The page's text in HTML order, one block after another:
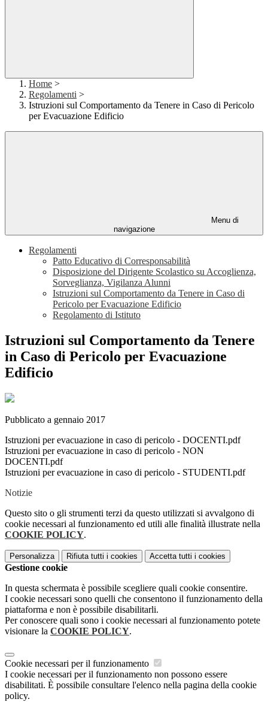
Home >
Regolamenti >
Istruzioni sul Comportamento da Tenere in Caso di Pericolo
per Evacuazione Edificio
Menu di
navigazione
Regolamenti
Patto Educativo di Corresponsabilità
Disposizione del Dirigente Scolastico su Accoglienza,
Sorveglianza, Vigilanza Alunni
Istruzioni sul Comportamento da Tenere in Caso di
Pericolo per Evacuazione Edificio
Regolamento di Istituto
Istruzioni sul Comportamento da Tenere
in Caso di Pericolo per Evacuazione
Edificio
Pubblicato a gennaio 2017
Istruzioni per evacuazione in caso di pericolo - DOCENTI.pdf
Istruzioni per evacuazione in caso di pericolo - NON
DOCENTI.pdf
Istruzioni per evacuazione in caso di pericolo - STUDENTI.pdf
Notizie
Questo sito o gli strumenti terzi da questo utilizzati si avvalgono di
cookie necessari al funzionamento ed utili alle finalità illustrate nella
COOKIE POLICY.
Personalizza Rifiuta tutti i cookies Accetta tutti i cookies
Gestione cookie
In questa schermata è possibile scegliere quali cookie consentire.
I cookie necessari sono quelli che consentono il funzionamento della
piattaforma e non è possibile disabilitarli.
Per conoscere quali sono i cookie necessari al funzionamento potete
visionare la COOKIE POLICY.
Cookie necessari per il funzionamento
I cookie necessari per il funzionamento non possono essere
disabilitati. È possibile consultare l'elenco nella pagina della cookie
policy.